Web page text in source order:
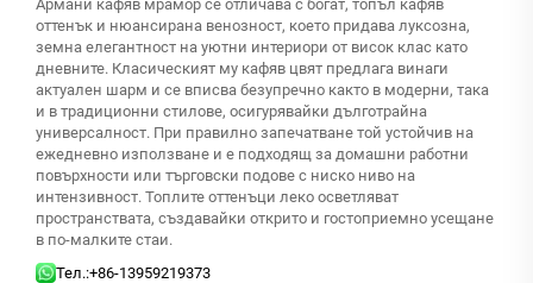
Армани кафяв мрамор се отличава с богат, топъл кафяв
оттенък и нюансирана венозност, което придава луксозна,
земна елегантност на уютни интериори от висок клас като
дневните. Класическият му кафяв цвят предлага винаги
актуален шарм и се вписва безупречно както в модерни, така
и в традиционни стилове, осигурявайки дълготрайна
универсалност. При правилно запечатване той устойчив на
ежедневно използване и е подходящ за домашни работни
повърхности или търговски подове с ниско ниво на
интензивност. Топлите оттенъци леко осветляват
пространствата, създавайки открито и гостоприемно усещане
в по-малките стаи.
Тел.:+86-13959219373